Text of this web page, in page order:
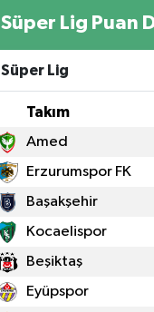
Süper Lig Puan
Süper Lig
Takım
Amed
Erzurumspor FK
Başakşehir
Kocaelispor
Beşiktaş
Eyüpspor